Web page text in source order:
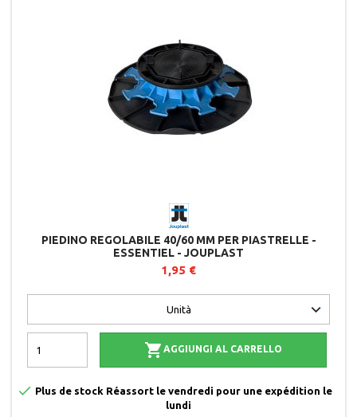
PIEDINO REGOLABILE 40/60 MM PER PIASTRELLE -
ESSENTIEL - JOUPLAST
1,95 €
 AGGIUNGI AL CARRELLO
 Plus de stock Réassort le vendredi pour une expédition le
lundi